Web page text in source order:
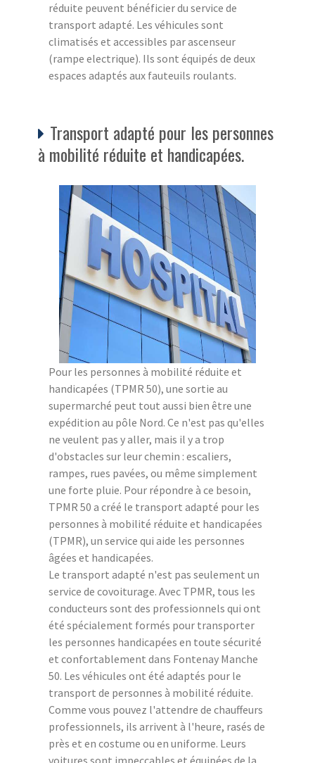
réduite peuvent bénéficier du service de
transport adapté. Les véhicules sont
climatisés et accessibles par ascenseur
(rampe electrique). Ils sont équipés de deux
espaces adaptés aux fauteuils roulants.
Transport adapté pour les personnes
à mobilité réduite et handicapées.
Pour les personnes à mobilité réduite et
handicapées (TPMR 50), une sortie au
supermarché peut tout aussi bien être une
expédition au pôle Nord. Ce n'est pas qu'elles
ne veulent pas y aller, mais il y a trop
d'obstacles sur leur chemin : escaliers,
rampes, rues pavées, ou même simplement
une forte pluie. Pour répondre à ce besoin,
TPMR 50 a créé le transport adapté pour les
personnes à mobilité réduite et handicapées
(TPMR), un service qui aide les personnes
âgées et handicapées.
Le transport adapté n'est pas seulement un
service de covoiturage. Avec TPMR, tous les
conducteurs sont des professionnels qui ont
été spécialement formés pour transporter
les personnes handicapées en toute sécurité
et confortablement dans Fontenay Manche
50. Les véhicules ont été adaptés pour le
transport de personnes à mobilité réduite.
Comme vous pouvez l'attendre de chauffeurs
professionnels, ils arrivent à l'heure, rasés de
près et en costume ou en uniforme. Leurs